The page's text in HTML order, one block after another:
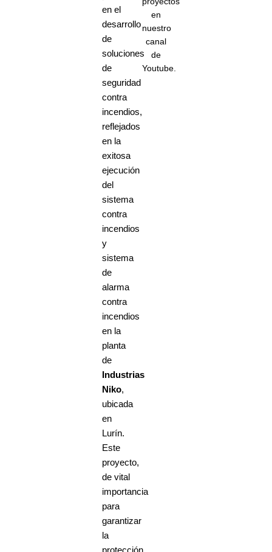
en el
desarrollo
de
soluciones
de
seguridad
contra
incendios,
reflejados
en la
exitosa
ejecución
del
sistema
contra
incendios
y
sistema
de
alarma
contra
incendios
en la
planta
de
Industrias
Niko,
ubicada
en
Lurín.
Este
proyecto,
de vital
importancia
para
garantizar
la
protección
en
nuestro
canal
de
Youtube.